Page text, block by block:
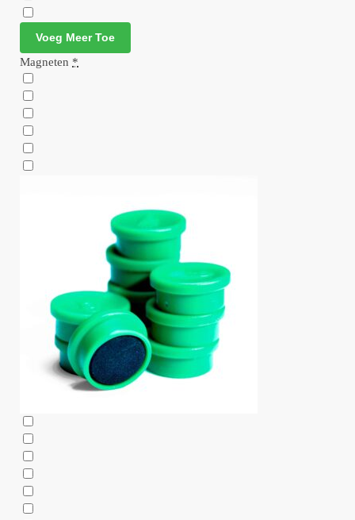
Voeg Meer Toe
Magneten *